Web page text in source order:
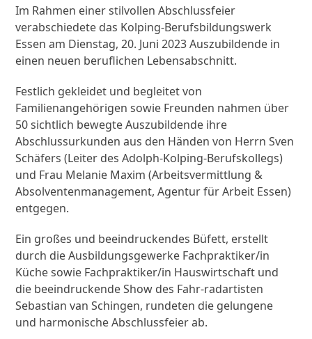
Im Rahmen einer stilvollen Abschlussfeier
verabschiedete das Kolping-Berufsbildungswerk
Essen am Dienstag, 20. Juni 2023 Auszubildende in
einen neuen beruflichen Lebensabschnitt.
Festlich gekleidet und begleitet von
Familienangehörigen sowie Freunden nahmen über
50 sichtlich bewegte Auszubildende ihre
Abschlussurkunden aus den Händen von Herrn Sven
Schäfers (Leiter des Adolph-Kolping-Berufskollegs)
und Frau Melanie Maxim (Arbeitsvermittlung &
Absolventenmanagement, Agentur für Arbeit Essen)
entgegen.
Ein großes und beeindruckendes Büfett, erstellt
durch die Ausbildungsgewerke Fachpraktiker/in
Küche sowie Fachpraktiker/in Hauswirtschaft und
die beeindruckende Show des Fahr-radartisten
Sebastian van Schingen, rundeten die gelungene
und harmonische Abschlussfeier ab.